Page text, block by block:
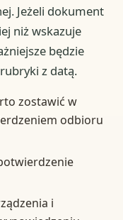
Jeżeli dokument
niż wskazuje
będzie
z datą.
zostawić w
odbioru
i